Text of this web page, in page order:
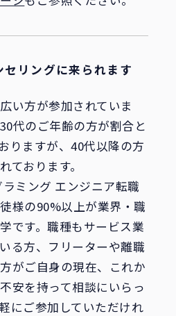
リングに来られます
い方が参加されていま
代のご年齢の方が割合と
りますが、40代以降の方
ております。
ミング エンジニア転職
様の90%以上が業界・職
です。職種もサービス業
る方、フリーターや離職
がご自身の現在、これか
安を持って相談にいらっ
にご参加していただけれ